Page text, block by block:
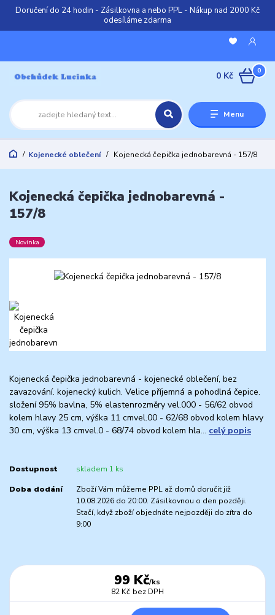
Doručení do 24 hodin - Zásilkovna a nebo PPL - Nákup nad 2000 Kč
odesíláme zdarma
Menu
0
0 Kč
Kojenecké oblečení Kojenecká čepička jednobarevná - 157/8
Kojenecká čepička jednobarevná -
157/8
Novinka
Kojenecká čepička jednobarevná - kojenecké oblečení, bez
zavazování. kojenecký kulich. Velice příjemná a pohodlná čepice.
složení 95% bavlna, 5% elastenrozměry vel.000 - 56/62 obvod
kolem hlavy 25 cm, výška 11 cmvel.00 - 62/68 obvod kolem hlavy
30 cm, výška 13 cmvel.0 - 68/74 obvod kolem hla... celý popis
Dostupnost skladem 1 ks
Doba dodání
Zboží Vám můžeme PPL až domů doručit již
10.08.2026 do 20:00. Zásilkovnou o den později.
Stačí, když zboží objednáte nejpozději do zítra do
9:00
99 Kč/ks
82 Kč bez DPH